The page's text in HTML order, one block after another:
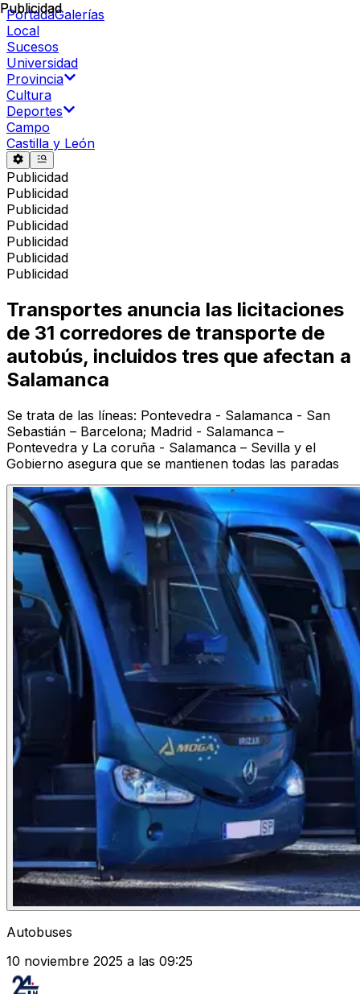
PortadaGalerías
Local
Sucesos
Universidad
Provincia
Cultura
Deportes
Campo
Castilla y León
Publicidad
Publicidad
Publicidad
Publicidad
Publicidad
Publicidad
Publicidad
Publicidad
Transportes anuncia las licitaciones
de 31 corredores de transporte de
autobús, incluidos tres que afectan a
Salamanca
Se trata de las líneas: Pontevedra - Salamanca - San
Sebastián – Barcelona; Madrid - Salamanca –
Pontevedra y La coruña - Salamanca – Sevilla y el
Gobierno asegura que se mantienen todas las paradas
Autobuses
10 noviembre 2025 a las 09:25
Publicidad